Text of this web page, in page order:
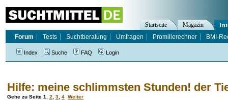
Hilfe: meine schlimmsten Stunden! der
Gehe zu Seite 1 2 3 4 Weiter
Startseite Magazin
Forum
Tests Suchtberatung Umfragen Promillerechner BMI-
Index Suche FAQ Login